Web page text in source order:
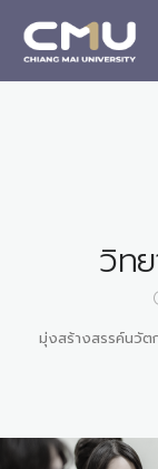
วิท
มุ่งสร้างสรรค์นวั